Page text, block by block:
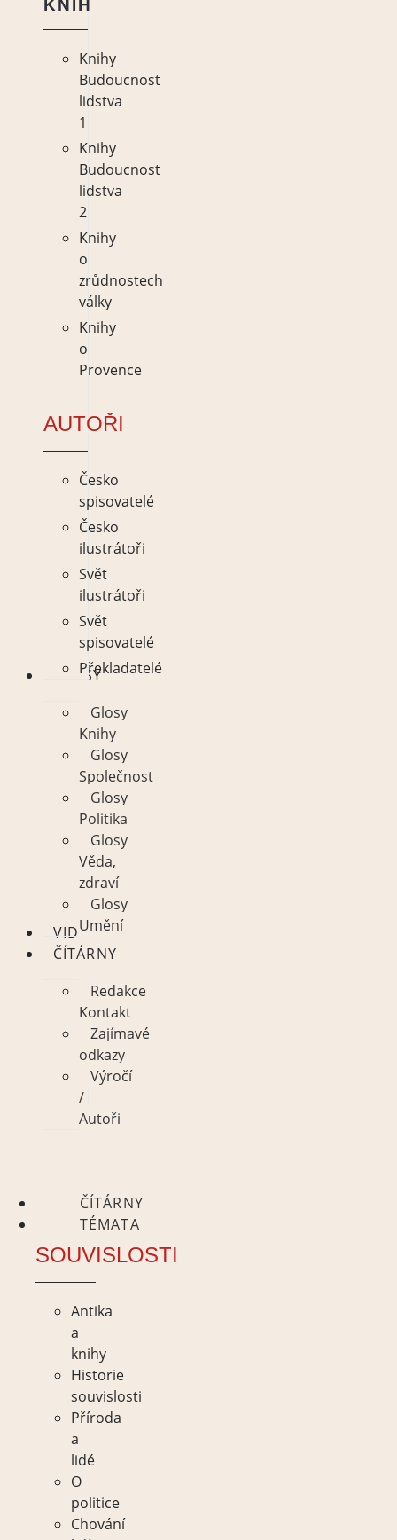
KNIH
Knihy
Budoucnost
lidstva
1
Knihy
Budoucnost
lidstva
2
Knihy
o
zrůdnostech
války
Knihy
o
Provence
AUTOŘI
Česko
spisovatelé
Česko
ilustrátoři
Svět
ilustrátoři
Svět
spisovatelé
Překladatelé
GLOSY
Glosy
Knihy
Glosy
Společnost
Glosy
Politika
Glosy
Věda,
zdraví
Glosy
Umění
VIDEO
ČÍTÁRNY
Redakce
Kontakt
Zajímavé
odkazy
Výročí
/
Autoři
ČÍTÁRNY
TÉMATA
SOUVISLOSTI
Antika
a
knihy
Historie
souvislosti
Příroda
a
lidé
O
politice
Chování